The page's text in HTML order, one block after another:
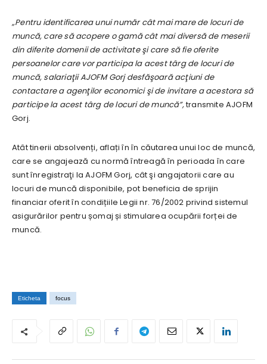
„Pentru identificarea unui număr cât mai mare de locuri de
muncă, care să acopere o gamă cât mai diversă de meserii
din diferite domenii de activitate şi care să fie oferite
persoanelor care vor participa la acest târg de locuri de
muncă, salariaţii AJOFM Gorj desfăşoară acţiuni de
contactare a agenţilor economici şi de invitare a acestora să
participe la acest târg de locuri de muncă”,transmite AJOFM
Gorj.
Atât tinerii absolvenți, aflați în în căutarea unui loc de muncă,
care se angajează cu normă întreagă în perioada în care
sunt înregistraţi la AJOFM Gorj, cât şi angajatorii care au
locuri de muncă disponibile, pot beneficia de sprijin
financiar oferit în condițiile Legii nr. 76/2002 privind sistemul
asigurărilor pentru șomaj și stimularea ocupării forței de
muncă.
Eticheta focus